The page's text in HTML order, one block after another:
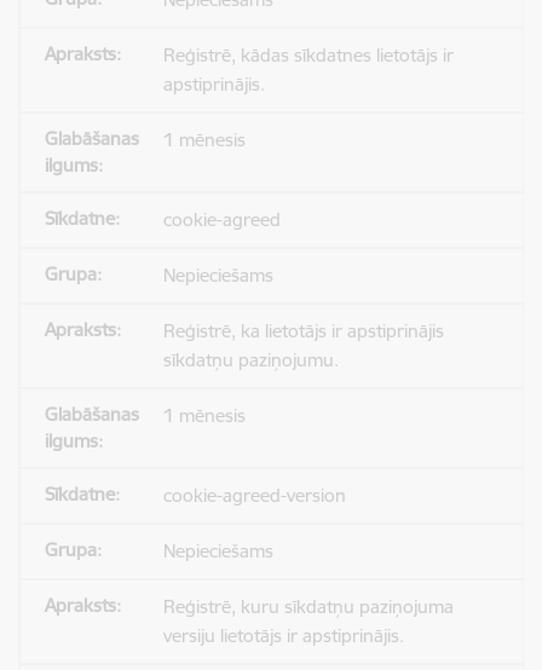
Reģistrē, kādas sīkdatnes lietotājs ir
apstiprinājis.
1 mēnesis
cookie-agreed
Nepieciešams
Reģistrē, ka lietotājs ir apstiprinājis
sīkdatņu paziņojumu.
1 mēnesis
cookie-agreed-version
Nepieciešams
Reģistrē, kuru sīkdatņu paziņojuma
versiju lietotājs ir apstiprinājis.